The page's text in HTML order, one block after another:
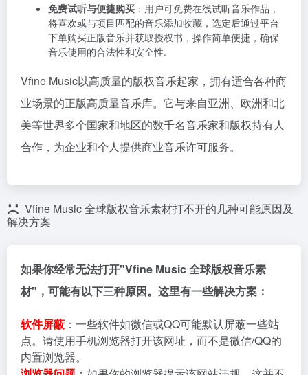
免费试听与便捷购买 ：用户可免费在线试听音乐作品，
将喜欢或与项目匹配的音乐添加收藏，选定后通过平台
下单购买正版音乐并获取授权书，操作简单便捷，确保
音乐使用的合法性和安全性.
Vfine Music以高质量的版权音乐起家，拥有适合各种商
业场景的正版高质量音乐库。它与来自亚洲、欧洲和北
美等世界多个国家和地区的数千名音乐家和版权持有人
合作，为企业和个人提供商业音乐许可服务。
Vfine Music 全球版权音乐素材打不开的几种可能原因及
解决方案
如果你经常无法打开"Vfine Music 全球版权音乐素
材"，可能有以下三种原因。这里有一些解决方案：
软件屏蔽 ：一些软件如微信或QQ可能默认屏蔽一些站
点。请使用手机浏览器打开该网址，而不是微信/QQ的
内置浏览器。